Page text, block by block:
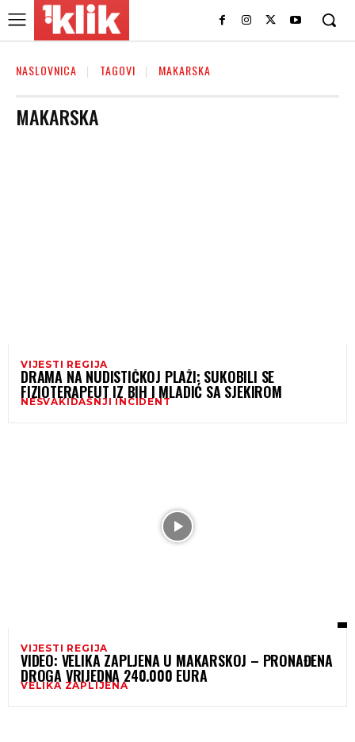
NASLOVNICA TAGOVI MAKARSKA
MAKARSKA
VIJESTI REGIJA
DRAMA NA NUDISTIČKOJ PLAŽI: SUKOBILI SE
FIZIOTERAPEUT IZ BIH I MLADIĆ SA SJEKIROM
NESVAKIDAŠNJI INCIDENT
VIJESTI REGIJA
VIDEO: VELIKA ZAPLJENA U MAKARSKOJ – PRONAĐENA
DROGA VRIJEDNA 240.000 EURA
VELIKA ZAPLIJENA